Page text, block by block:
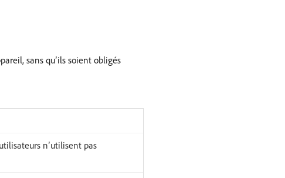
sans qu’ils soient obligés
n’utilisent pas